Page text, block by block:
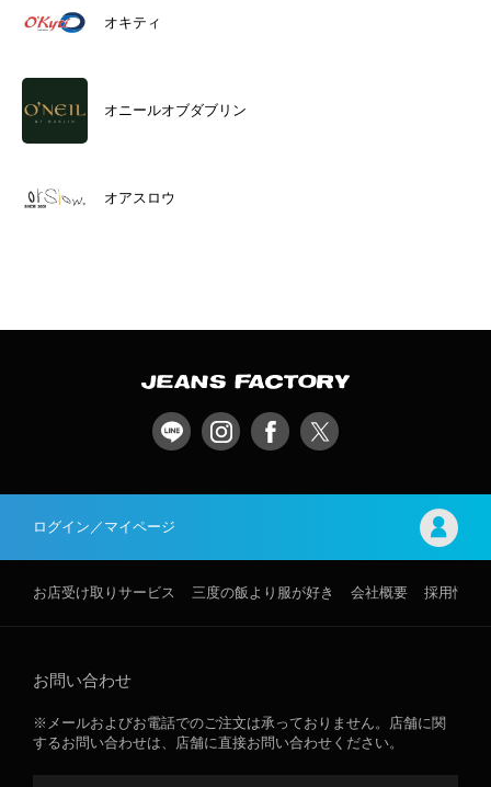
オキティ
オニールオブダブリン
オアスロウ
ログイン／マイページ
お店受け取りサービス 三度の飯より服が好き 会社概要 採用情報
お問い合わせ
※メールおよびお電話でのご注文は承っておりません。店舗に関
するお問い合わせは、店舗に直接お問い合わせください。